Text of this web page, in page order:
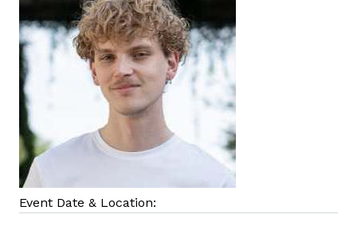
t
a
r
t
a
l
l
Event Date & Location: